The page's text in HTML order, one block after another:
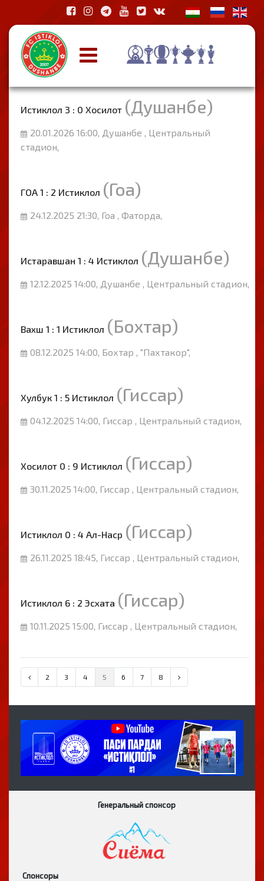
Истиклол 3 : 0 Хосилот (Душанбе)
20.01.2026 16:00, Душанбе , Центральный
стадион,
ГОА 1 : 2 Истиклол (Гоа)
24.12.2025 21:30, Гоа , Фаторда,
Истаравшан 1 : 4 Истиклол (Душанбе)
12.12.2025 14:00, Душанбе , Центральный стадион,
Вахш 1 : 1 Истиклол (Бохтар)
08.12.2025 14:00, Бохтар , "Пахтакор",
Хулбук 1 : 5 Истиклол (Гиссар)
04.12.2025 14:00, Гиссар , Центральный стадион,
Хосилот 0 : 9 Истиклол (Гиссар)
30.11.2025 14:00, Гиссар , Центральный стадион,
Истиклол 0 : 4 Ал-Наср (Гиссар)
26.11.2025 18:45, Гиссар , Центральный стадион,
Истиклол 6 : 2 Эсхата (Гиссар)
10.11.2025 15:00, Гиссар , Центральный стадион,
2 3 4 5 6 7 8
Генеральный спонсор
Спонсоры